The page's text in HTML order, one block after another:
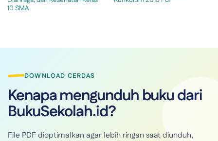
10 SMA
DOWNLOAD CERDAS
Kenapa mengunduh buku dari
BukuSekolah.id?
File PDF dioptimalkan agar lebih ringan saat diunduh,